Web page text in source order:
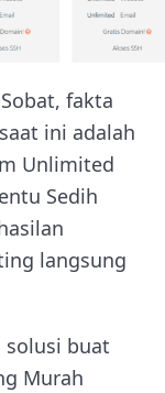
fakta
ini adalah
Unlimited
Sedih
langsung
solusi buat
Murah